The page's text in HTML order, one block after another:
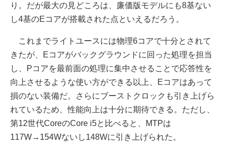
り。だが最大の見どころは、廉価版モデルにも8基ない
し4基のEコアが搭載された点といえるだろう。
これまでライトユースには物理6コアで十分とされて
きたが、Eコアがバックグラウンドに回った処理を担当
し、Pコアを最前面の処理に集中させることで応答性を
向上させるような使い方ができる以上、Eコアはあって
損のない装備だ。さらにブーストクロックも引き上げら
れているため、性能向上は十分に期待できる。ただし、
第12世代CoreのCore i5と比べると、MTPは
117W→154Wないし148Wに引き上げられた。